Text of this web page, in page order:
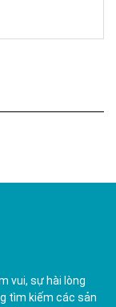
vui, sự hài lòng
tìm kiếm các sản